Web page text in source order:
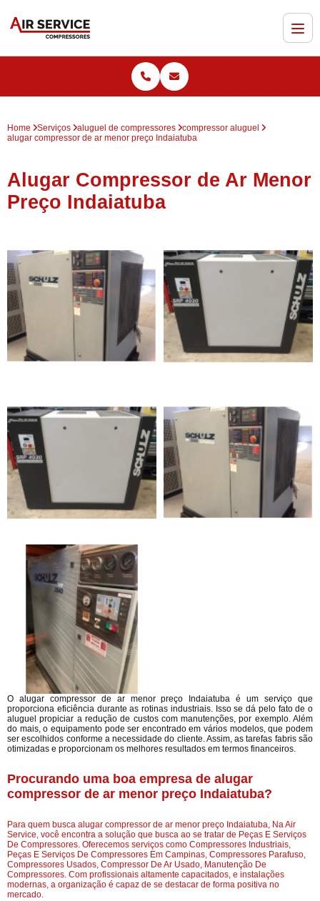
Home Serviços aluguel de compressores
compressor aluguel
alugar compressor de ar menor preço Indaiatuba
Alugar Compressor de Ar Menor
Preço Indaiatuba
O alugar compressor de ar menor preço Indaiatuba é um serviço que
proporciona eficiência durante as rotinas industriais. Isso se dá pelo fato de o
aluguel propiciar a redução de custos com manutenções, por exemplo. Além
do mais, o equipamento pode ser encontrado em vários modelos, que podem
ser escolhidos conforme a necessidade do cliente. Assim, as tarefas fabris são
otimizadas e proporcionam os melhores resultados em termos financeiros.
Procurando uma boa empresa de alugar
compressor de ar menor preço Indaiatuba?
Para quem busca alugar compressor de ar menor preço Indaiatuba, Na Air
Service, você encontra a solução que busca ao se tratar de Peças E Serviços
De Compressores. Oferecemos serviços como Compressores Industriais,
Peças E Serviços De Compressores Em Campinas, Compressores Parafuso,
Compressores Usados, Compressor De Ar Usado, Manutenção De
Compressores. Com profissionais altamente capacitados, e instalações
modernas, a organização é capaz de se destacar de forma positiva no
mercado.